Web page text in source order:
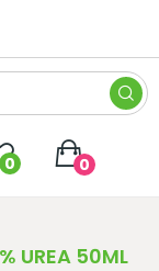
0 0
UREA 50ML